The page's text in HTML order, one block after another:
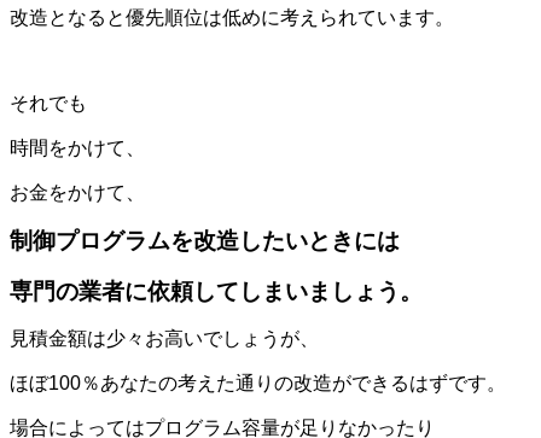
改造となると優先順位は低めに考えられています。
それでも
時間をかけて、
お金をかけて、
制御プログラムを改造したいときには
専門の業者に依頼してしまいましょう。
見積金額は少々お高いでしょうが、
ほぼ100％あなたの考えた通りの改造ができるはずです。
場合によってはプログラム容量が足りなかったり